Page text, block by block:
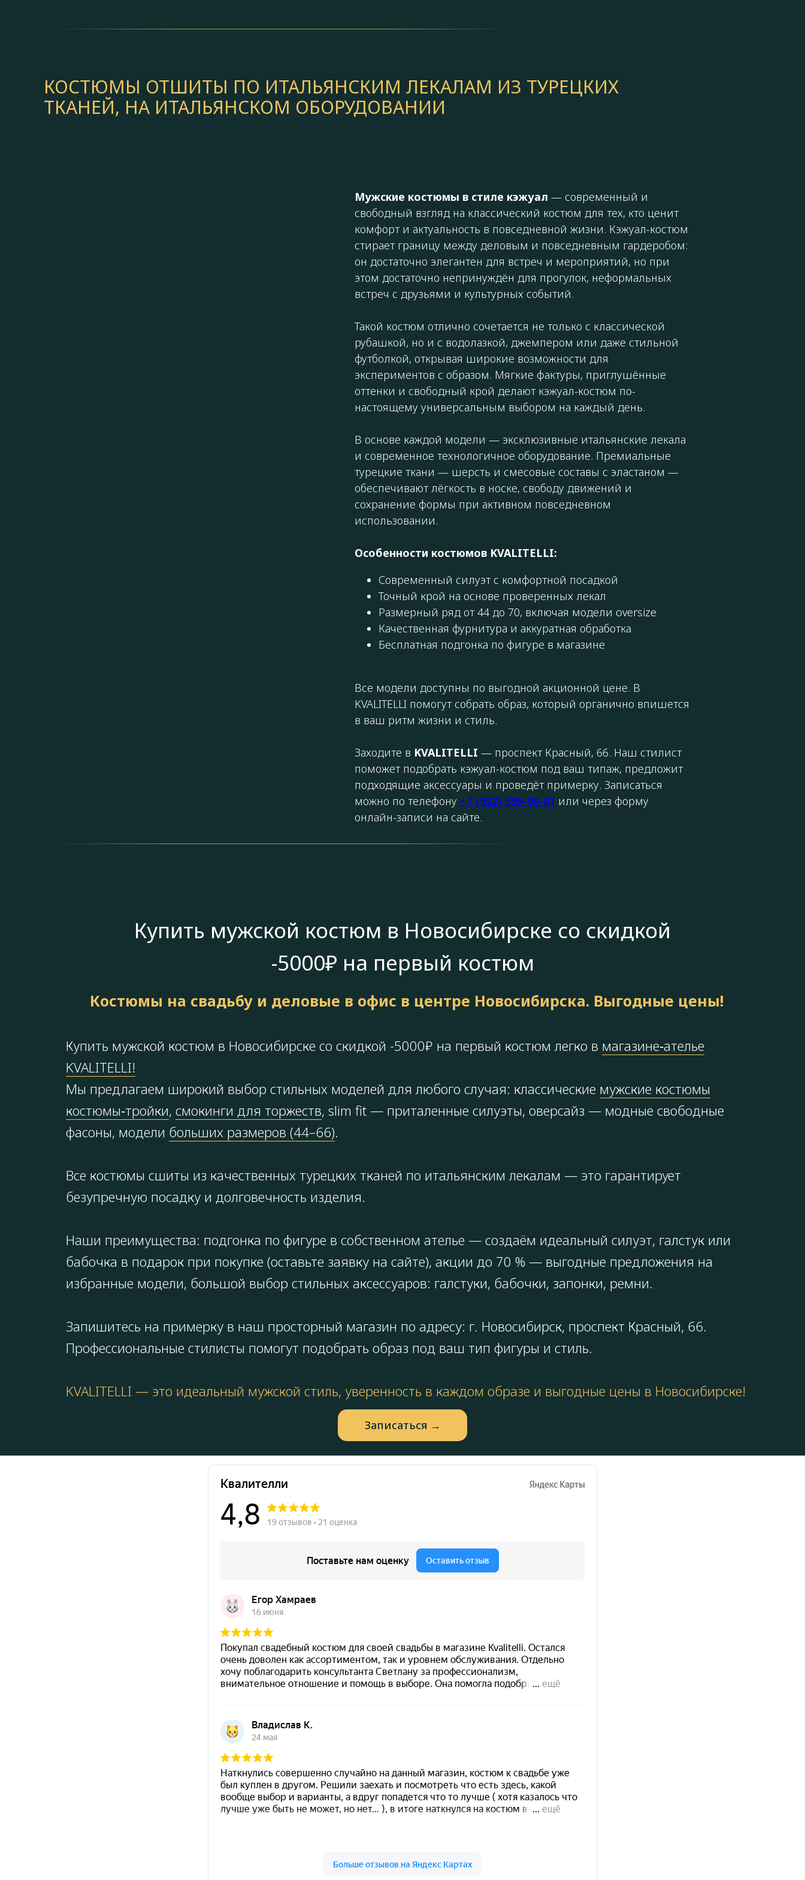
КОСТЮМЫ ОТШИТЫ ПО ИТАЛЬЯНСКИМ ЛЕКАЛАМ ИЗ ТУРЕЦКИХ
ТКАНЕЙ, НА ИТАЛЬЯНСКОМ ОБОРУДОВАНИИ
Мужские костюмы в стиле кэжуал — современный и
свободный взгляд на классический костюм для тех, кто ценит
комфорт и актуальность в повседневной жизни. Кэжуал-костюм
стирает границу между деловым и повседневным гардеробом:
он достаточно элегантен для встреч и мероприятий, но при
этом достаточно непринуждён для прогулок, неформальных
встреч с друзьями и культурных событий.
Такой костюм отлично сочетается не только с классической
рубашкой, но и с водолазкой, джемпером или даже стильной
футболкой, открывая широкие возможности для
экспериментов с образом. Мягкие фактуры, приглушённые
оттенки и свободный крой делают кэжуал-костюм по-
настоящему универсальным выбором на каждый день.
В основе каждой модели — эксклюзивные итальянские лекала
и современное технологичное оборудование. Премиальные
турецкие ткани — шерсть и смесовые составы с эластаном —
обеспечивают лёгкость в носке, свободу движений и
сохранение формы при активном повседневном
использовании.
Особенности костюмов KVALITELLI:
Современный силуэт с комфортной посадкой
Точный крой на основе проверенных лекал
Размерный ряд от 44 до 70, включая модели oversize
Качественная фурнитура и аккуратная обработка
Бесплатная подгонка по фигуре в магазине
Все модели доступны по выгодной акционной цене. В
KVALITELLI помогут собрать образ, который органично впишется
в ваш ритм жизни и стиль.
Заходите в KVALITELLI — проспект Красный, 66. Наш стилист
поможет подобрать кэжуал-костюм под ваш типаж, предложит
подходящие аксессуары и проведёт примерку. Записаться
можно по телефону +7 (922) 399-90-07 или через форму
онлайн-записи на сайте.
Купить мужской костюм в Новосибирске со скидкой
-5000₽ на первый костюм
Купить мужской костюм в Новосибирске со скидкой -5000₽ на первый костюм легко в магазине‑ателье
KVALITELLI!
Мы предлагаем широкий выбор стильных моделей для любого случая: классические мужские костюмы
костюмы‑тройки, смокинги для торжеств, slim fit — приталенные силуэты, оверсайз — модные свободные
фасоны, модели больших размеров (44–66).
Все костюмы сшиты из качественных турецких тканей по итальянским лекалам — это гарантирует
безупречную посадку и долговечность изделия.
Наши преимущества: подгонка по фигуре в собственном ателье — создаём идеальный силуэт, галстук или
бабочка в подарок при покупке (оставьте заявку на сайте), акции до 70 % — выгодные предложения на
избранные модели, большой выбор стильных аксессуаров: галстуки, бабочки, запонки, ремни.
Запишитесь на примерку в наш просторный магазин по адресу: г. Новосибирск, проспект Красный, 66.
Профессиональные стилисты помогут подобрать образ под ваш тип фигуры и стиль.
KVALITELLI — это идеальный мужской стиль, уверенность в каждом образе и выгодные цены в Новосибирске!
Костюмы на свадьбу и деловые в офис в центре Новосибирска. Выгодные цены!
Запиcаться →